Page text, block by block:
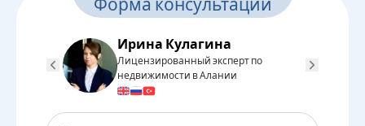
Ирина Кулагина
Лицензированный эксперт по
недвижимости в Алании